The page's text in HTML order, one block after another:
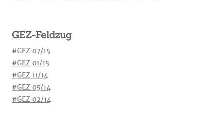
GEZ-Feldzug
#GEZ 07/15
#GEZ 01/15
#GEZ 11/14
#GEZ 05/14
#GEZ 02/14